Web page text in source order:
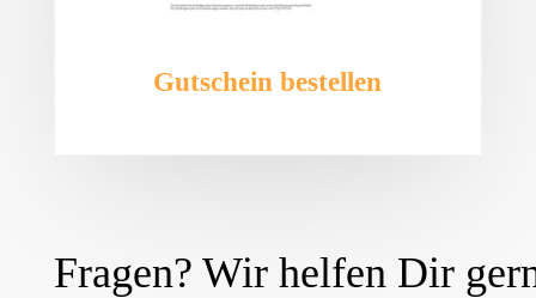
Gutschein bestellen
Fragen? Wir helfen Dir